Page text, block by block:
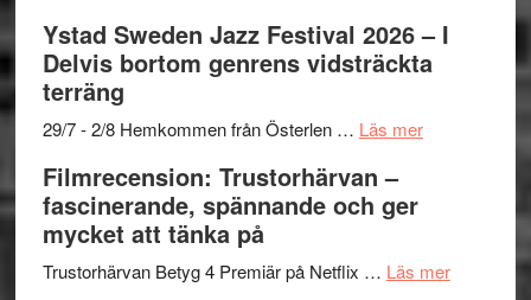
stipendium
Filmrecension:
Det
grönaste
–
och
lättsam
Ystad Sweden Jazz Festival 2026 – I
Delvis bortom genrens vidsträckta
terräng
29/7 - 2/8 Hemkommen från Österlen … Läs merom
2026
Filmrecension: Trustorhärvan –
fascinerande, spännande och ger
mycket att tänka på
Trustorhärvan Betyg 4 Premiär på Netflix … Läs merom